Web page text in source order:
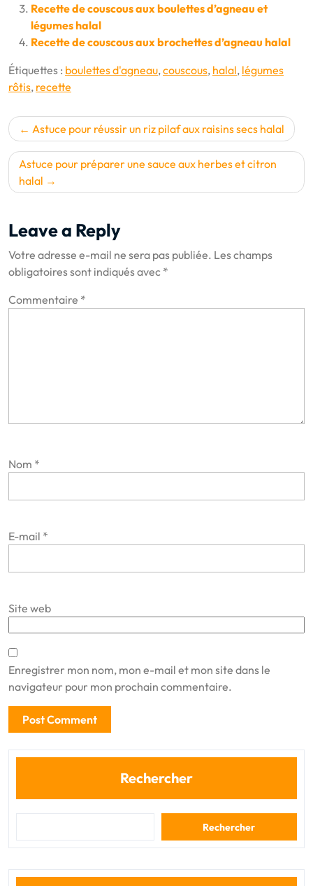
Recette de couscous aux boulettes d’agneau et
légumes halal
Recette de couscous aux brochettes d’agneau halal
Étiquettes : boulettes d'agneau,couscous, halal, légumes
rôtis, recette
Navigation
de
l’article
Astuce pour réussir un riz pilaf aux raisins secs halal
Astuce pour préparer une sauce aux herbes et citron
halal
Leave a Reply
Votre adresse e-mail ne sera pas publiée. Les champs
obligatoires sont indiqués avec *
Commentaire *
Nom *
E-mail *
Site web
Enregistrer mon nom, mon e-mail et mon site dans le
navigateur pour mon prochain commentaire.
Rechercher
Rechercher